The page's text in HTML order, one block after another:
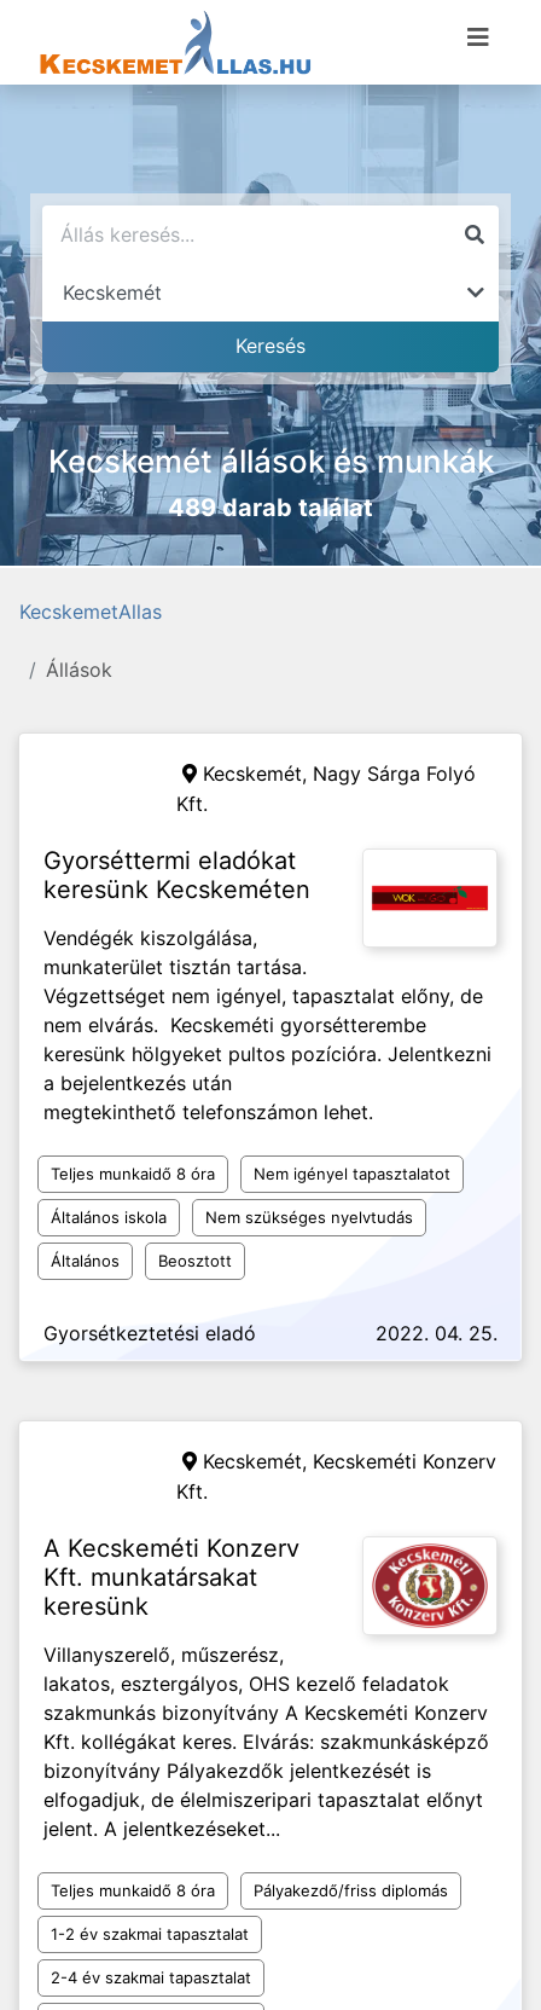
Kecskemét állások és munkák
489 darab találat
KecskemetAllas
Állások
Kecskemét, Nagy Sárga Folyó
Kft.
Gyorséttermi eladókat
keresünk Kecskeméten
Vendégék kiszolgálása,
munkaterület tisztán tartása.
Végzettséget nem igényel, tapasztalat előny, de
nem elvárás. Kecskeméti gyorsétterembe
keresünk hölgyeket pultos pozícióra. Jelentkezni
a bejelentkezés után
megtekinthető telefonszámon lehet.
Teljes munkaidő 8 óra Nem igényel tapasztalatot
Általános iskola Nem szükséges nyelvtudás
Általános Beosztott
Gyorsétkeztetési eladó 2022. 04. 25.
Kecskemét, Kecskeméti Konzerv
Kft.
A Kecskeméti Konzerv
Kft. munkatársakat
keresünk
Villanyszerelő, műszerész,
lakatos, esztergályos, OHS kezelő feladatok
szakmunkás bizonyítvány A Kecskeméti Konzerv
Kft. kollégákat keres. Elvárás: szakmunkásképző
bizonyítvány Pályakezdők jelentkezését is
elfogadjuk, de élelmiszeripari tapasztalat előnyt
jelent. A jelentkezéseket...
Teljes munkaidő 8 óra Pályakezdő/friss diplomás
1-2 év szakmai tapasztalat
2-4 év szakmai tapasztalat